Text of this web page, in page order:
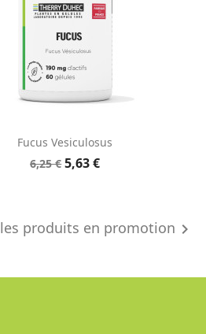
Aperçu rapide
Fucus Vesiculosus
6,25 € 5,63 €
produits en promotion 